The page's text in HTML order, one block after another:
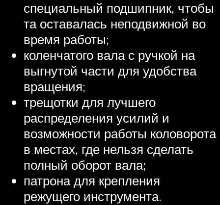
специальный подшипник, чтобы
та оставалась неподвижной во
время работы;
коленчатого вала с ручкой на
выгнутой части для удобства
вращения;
трещотки для лучшего
распределения усилий и
возможности работы коловорота
в местах, где нельзя сделать
полный оборот вала;
патрона для крепления
режущего инструмента.